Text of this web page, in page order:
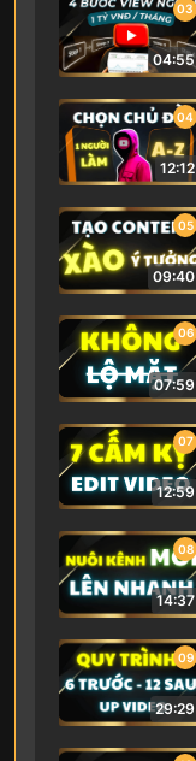
03
04:55
04
12:12
05
09:40
06
07:59
07
12:59
08
14:37
09
29:29